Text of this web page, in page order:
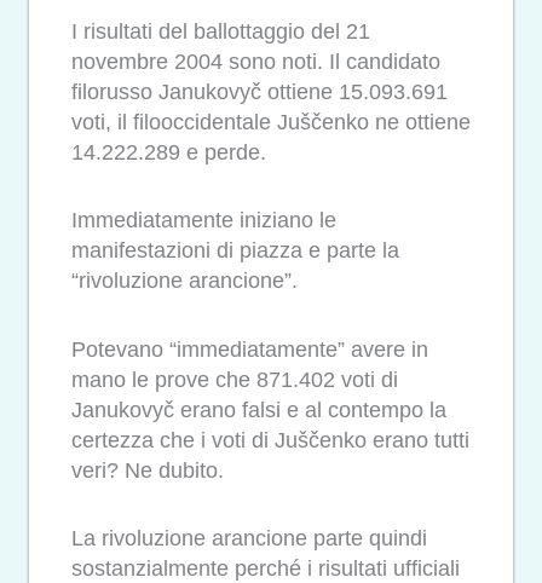
I risultati del ballottaggio del 21
novembre 2004 sono noti. Il candidato
filorusso Janukovyč ottiene 15.093.691
voti, il filooccidentale Juščenko ne ottiene
14.222.289 e perde.
Immediatamente iniziano le
manifestazioni di piazza e parte la
“rivoluzione arancione”.
Potevano “immediatamente” avere in
mano le prove che 871.402 voti di
Janukovyč erano falsi e al contempo la
certezza che i voti di Juščenko erano tutti
veri? Ne dubito.
La rivoluzione arancione parte quindi
sostanzialmente perché i risultati ufficiali